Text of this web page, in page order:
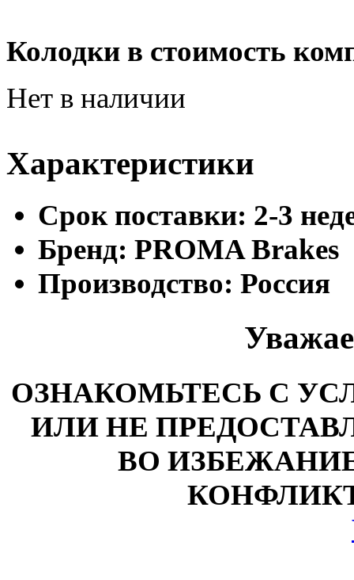
Колодки в стоимость
Нет в наличии
Характеристики
Cрок поставки: 2-3
Бренд: PROMA Brakes
Производство: Россия
ОЗНАКОМЬТЕСЬ С
ИЛИ НЕ
ВО